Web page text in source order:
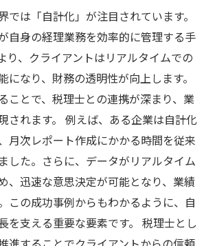
では「自計化」が注目されています。
自身の経理業務を効率的に管理する手
り、クライアントはリアルタイムでの
になり、財務の透明性が向上します。
ことで、税理士との連携が深まり、業
されます。 例えば、ある企業は自計化
月次レポート作成にかかる時間を従来
した。さらに、データがリアルタイム
、迅速な意思決定が可能となり、業績
この成功事例からもわかるように、自
を支える重要な要素です。 税理士とし